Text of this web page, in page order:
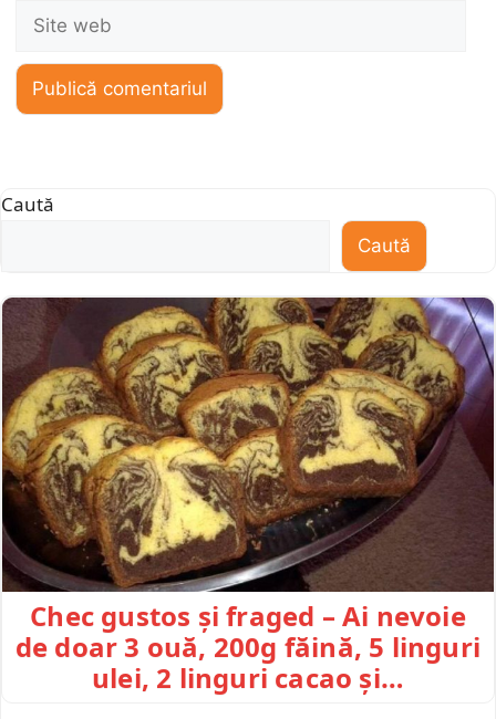
Site
Caută
Caută
Chec gustos și fraged – Ai nevoie
de doar 3 ouă, 200g făină, 5 linguri
ulei, 2 linguri cacao și…